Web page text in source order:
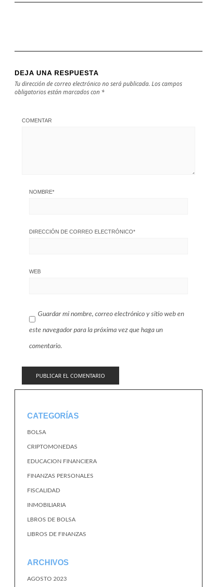
DEJA UNA RESPUESTA
Tu dirección de correo electrónico no será publicada. Los campos
obligatorios están marcados con *
COMENTAR
NOMBRE*
DIRECCIÓN DE CORREO ELECTRÓNICO*
WEB
Guardar mi nombre, correo electrónico y sitio web en
este navegador para la próxima vez que haga un
comentario.
CATEGORÍAS
BOLSA
CRIPTOMONEDAS
EDUCACION FINANCIERA
FINANZAS PERSONALES
FISCALIDAD
INMOBILIARIA
LBROS DE BOLSA
LIBROS DE FINANZAS
ARCHIVOS
AGOSTO 2023